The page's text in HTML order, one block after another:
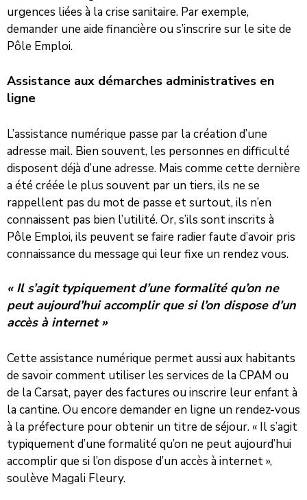
urgences liées à la crise sanitaire. Par exemple,
demander une aide financière ou s’inscrire sur le site de
Pôle Emploi.
Assistance aux démarches administratives en
ligne
L’assistance numérique passe par la création d’une
adresse mail. Bien souvent, les personnes en difficulté
disposent déjà d’une adresse. Mais comme cette dernière
a été créée le plus souvent par un tiers, ils ne se
rappellent pas du mot de passe et surtout, ils n’en
connaissent pas bien l’utilité. Or, s’ils sont inscrits à
Pôle Emploi, ils peuvent se faire radier faute d’avoir pris
connaissance du message qui leur fixe un rendez vous.
« Il s’agit typiquement d’une formalité qu’on ne
peut aujourd’hui accomplir que si l’on dispose d’un
accès à internet »
Cette assistance numérique permet aussi aux habitants
de savoir comment utiliser les services de la CPAM ou
de la Carsat, payer des factures ou inscrire leur enfant à
la cantine. Ou encore demander en ligne un rendez-vous
à la préfecture pour obtenir un titre de séjour. « Il s’agit
typiquement d’une formalité qu’on ne peut aujourd’hui
accomplir que si l’on dispose d’un accès à internet »,
soulève Magali Fleury.